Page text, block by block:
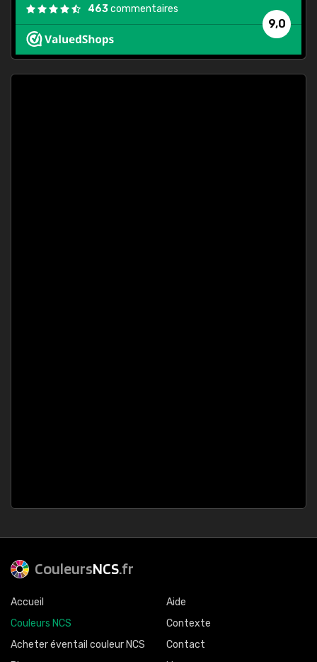
9,0
463commentaires
CouleursNCS.fr
Accueil
Couleurs NCS
Acheter éventail couleur NCS
Aide
Contexte
Contact